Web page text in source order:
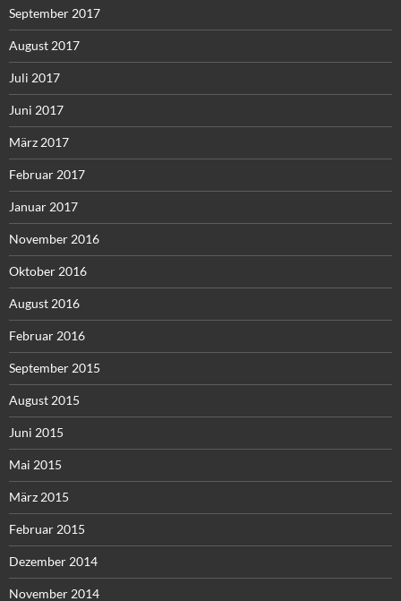
September 2017
August 2017
Juli 2017
Juni 2017
März 2017
Februar 2017
Januar 2017
November 2016
Oktober 2016
August 2016
Februar 2016
September 2015
August 2015
Juni 2015
Mai 2015
März 2015
Februar 2015
Dezember 2014
November 2014